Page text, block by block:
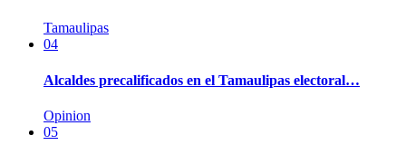
Tamaulipas
04
Alcaldes precalificados en el Tamaulipas electoral…
Opinion
05